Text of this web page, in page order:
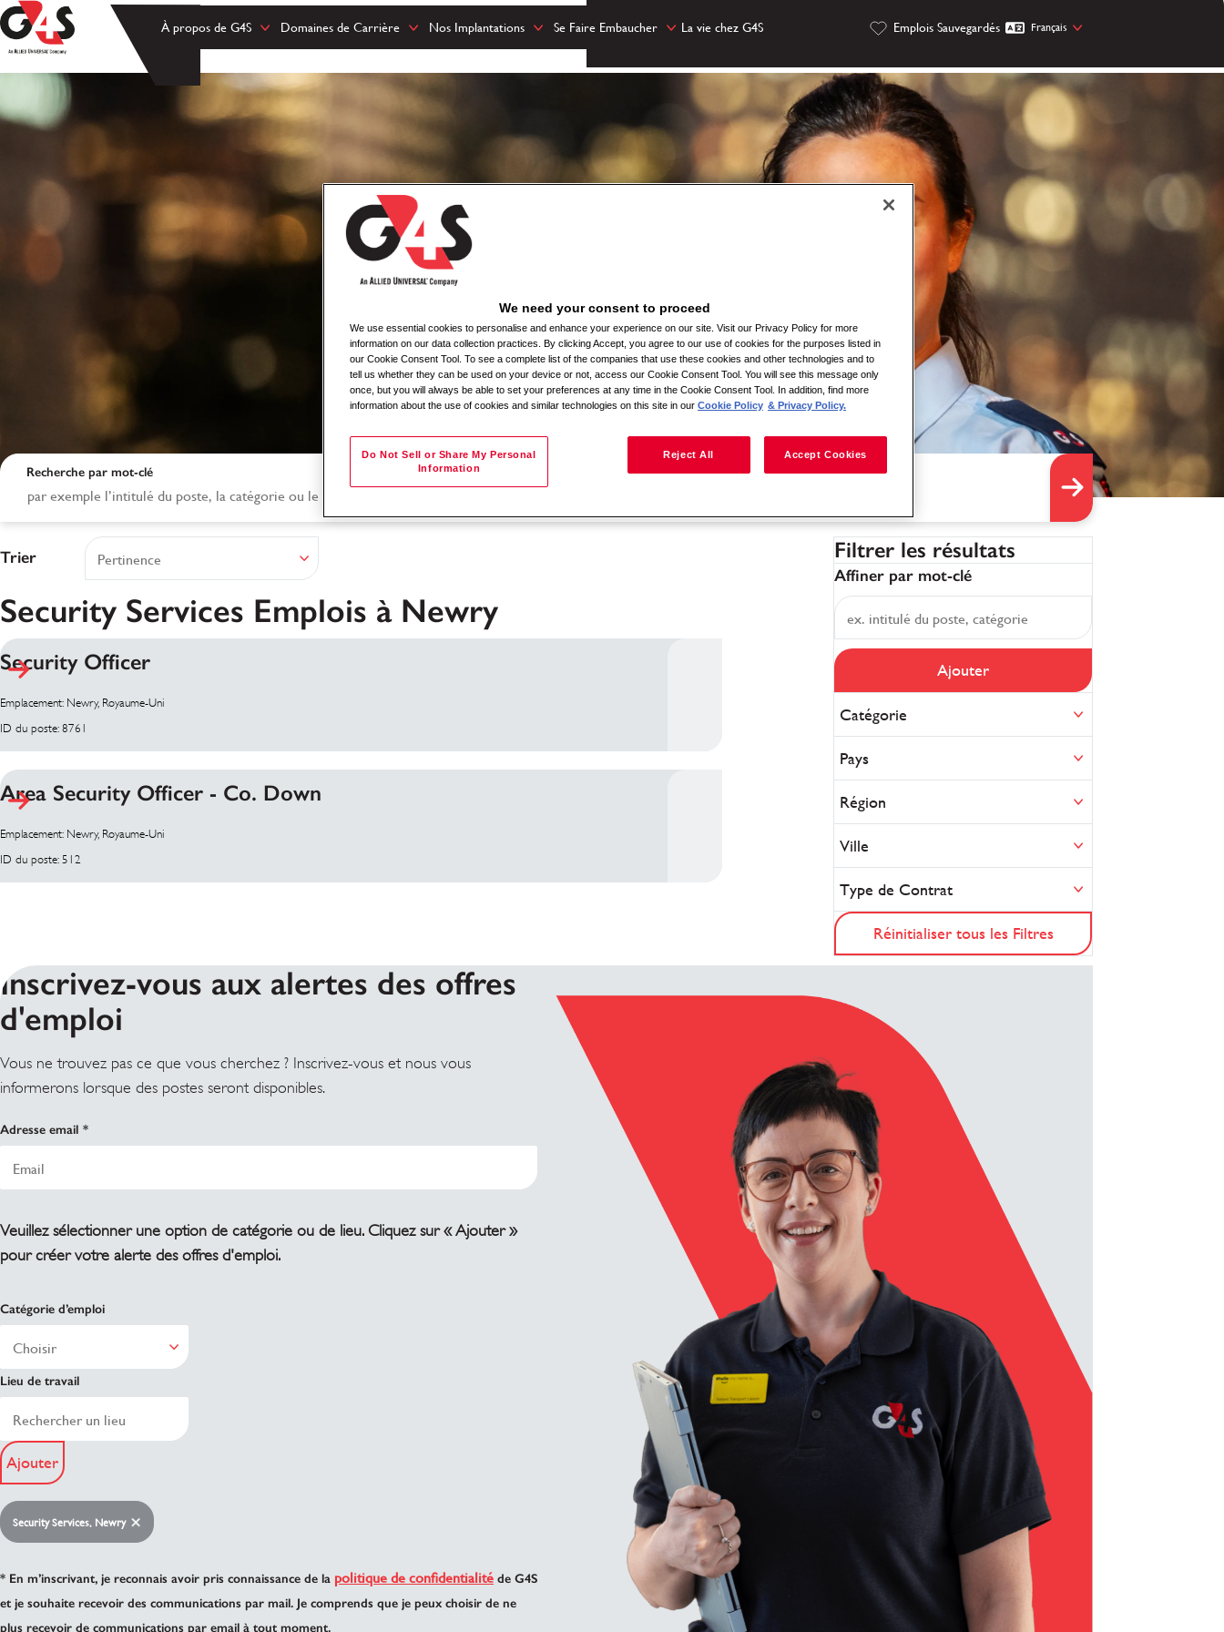
À propos de G4S Domaines de Carrière Nos Implantations Se Faire Embaucher La vie chez G4S Emplois Sauvegardés Français
Résultats de la recherche
Recherche par mot-clé Recherche par lieu
Trier
Security Services Emplois à Newry
Security Officer
Emplacement: Newry, Royaume-Uni
ID du poste: 8761
Area Security Officer - Co. Down
Emplacement: Newry, Royaume-Uni
ID du poste: 512
Filtrer les résultats
Affiner par mot-clé
Ajouter
Catégorie
Pays
Région
Ville
Type de Contrat
Réinitialiser tous les Filtres
Inscrivez-vous aux alertes des offres
d'emploi
Vous ne trouvez pas ce que vous cherchez ? Inscrivez-vous et nous vous
informerons lorsque des postes seront disponibles.
Adresse email
Veuillez sélectionner une option de catégorie ou de lieu. Cliquez sur « Ajouter »
pour créer votre alerte des offres d'emploi.
Catégorie d’emploi
Lieu de travail
Ajouter
Security Services, Newry
* En m’inscrivant, je reconnais avoir pris connaissance de la politique de confidentialité de G4S
et je souhaite recevoir des communications par mail. Je comprends que je peux choisir de ne
plus recevoir de communications par email à tout moment.
We need your consent to proceed
We use essential cookies to personalise and enhance your experience on our site. Visit our Privacy Policy for more
information on our data collection practices. By clicking Accept, you agree to our use of cookies for the purposes listed in
our Cookie Consent Tool. To see a complete list of the companies that use these cookies and other technologies and to
tell us whether they can be used on your device or not, access our Cookie Consent Tool. You will see this message only
once, but you will always be able to set your preferences at any time in the Cookie Consent Tool. In addition, find more
information about the use of cookies and similar technologies on this site in our Cookie Policy & Privacy Policy.
Do Not Sell or Share My Personal
Information
Reject All Accept Cookies